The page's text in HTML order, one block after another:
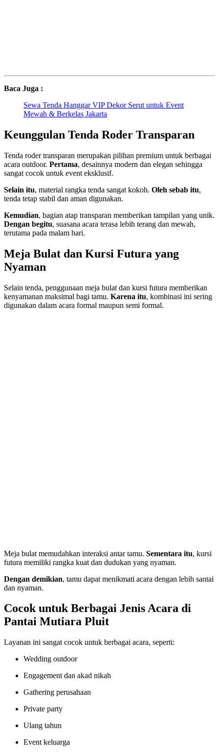
Baca Juga :
Sewa Tenda Hanggar VIP Dekor Serut untuk Event
Mewah & Berkelas Jakarta
Keunggulan Tenda Roder Transparan
Tenda roder transparan merupakan pilihan premium untuk berbagai
acara outdoor. Pertama, desainnya modern dan elegan sehingga
sangat cocok untuk event eksklusif.
Selain itu, material rangka tenda sangat kokoh. Oleh sebab itu,
tenda tetap stabil dan aman digunakan.
Kemudian, bagian atap transparan memberikan tampilan yang unik.
Dengan begitu, suasana acara terasa lebih terang dan mewah,
terutama pada malam hari.
Meja Bulat dan Kursi Futura yang
Nyaman
Selain tenda, penggunaan meja bulat dan kursi futura memberikan
kenyamanan maksimal bagi tamu. Karena itu, kombinasi ini sering
digunakan dalam acara formal maupun semi formal.
Meja bulat memudahkan interaksi antar tamu. Sementara itu, kursi
futura memiliki rangka kuat dan dudukan yang nyaman.
Dengan demikian, tamu dapat menikmati acara dengan lebih santai
dan nyaman.
Cocok untuk Berbagai Jenis Acara di
Pantai Mutiara Pluit
Layanan ini sangat cocok untuk berbagai acara, seperti:
Wedding outdoor
Engagement dan akad nikah
Gathering perusahaan
Private party
Ulang tahun
Event keluarga